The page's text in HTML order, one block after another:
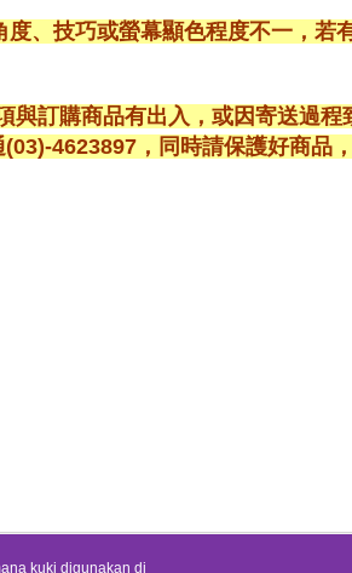
、技巧或螢幕顯色程度不一，若
訂購商品有出入，或因寄送過程
4623897，同時請保護好商品
kuki digunakan di